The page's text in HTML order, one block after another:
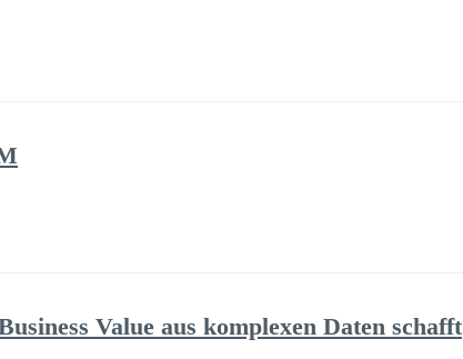
Value aus komplexen Daten schafft